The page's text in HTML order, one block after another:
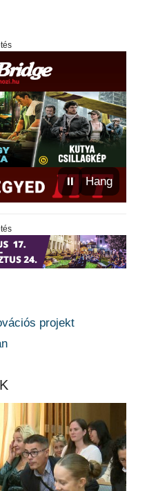
⏸ Hang
projekt